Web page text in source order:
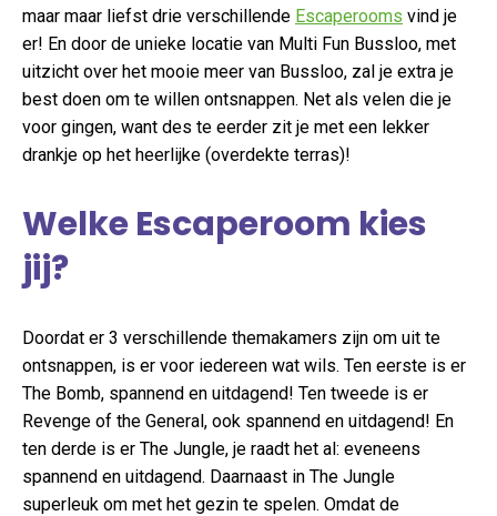
maar maar liefst drie verschillende Escaperooms vind je
er! En door de unieke locatie van Multi Fun Bussloo, met
uitzicht over het mooie meer van Bussloo, zal je extra je
best doen om te willen ontsnappen. Net als velen die je
voor gingen, want des te eerder zit je met een lekker
drankje op het heerlijke (overdekte terras)!
Welke Escaperoom kies
jij?
Doordat er 3 verschillende themakamers zijn om uit te
ontsnappen, is er voor iedereen wat wils. Ten eerste is er
The Bomb, spannend en uitdagend! Ten tweede is er
Revenge of the General, ook spannend en uitdagend! En
ten derde is er The Jungle, je raadt het al: eveneens
spannend en uitdagend. Daarnaast in The Jungle
superleuk om met het gezin te spelen. Omdat de